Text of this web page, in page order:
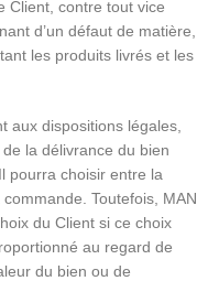
Client, contre tout vice
d’un défaut de matière,
les produits livrés et les
aux dispositions légales,
la délivrance du bien
pourra choisir entre la
Toutefois, MAN
du Client si ce choix
au regard de
du bien ou de